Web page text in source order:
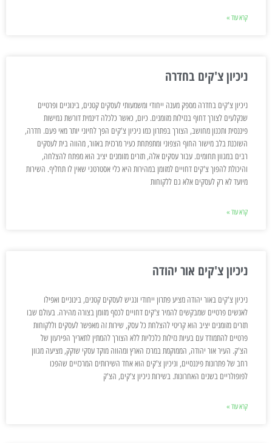
קרא עוד »
ניכיון צ'קים בחדרה
ניכיון צ'קים בחדרה מספק מענה ייחודי ומשמעותי לעסקים קטנים, בינוניים ופרטיים
שנקלעים לצורך דחוף בנזילות מזומנים. כיום, כאשר כלכלה דינמית דורשת גמישות
פיננסית ותכנון מחושב, הצורך בפתרון כמו ניכיון צ'קים הפך לחיוני יותר מאי פעם. חדרה,
השוכנת בלב מישור החוף הצפוני ומתפתחת כעיר מרכזית באזור, מהווה בית לעסקים
רבים במגוון תחומים. עבור עסקים אלה, תזרים מזומנים יציב הוא מפתח להצלחה,
והיכולת להפוך צ'קים דחויים למזומן במהירות היא כלי אסטרטגי שאין לו תחליף. השירות
מיועד לא רק לעסקים אלא גם ללקוחות
קרא עוד »
ניכיון צ'קים אור יהודה
ניכיון צ'קים באור יהודה מציע פתרון ייחודי ונגיש לעסקים קטנים, בינוניים ואפילו
לאנשים פרטיים שמבקשים להמיר צ'קים דחויים לכסף מזומן בצורה מהירה. בעולם שבו
תזרים מזומנים יציב הוא קריטי להצלחת כל עסק, שירות זה מאפשר לעסקים וללקוחות
פרטיים להתמודד עם בעיות נזילות כלכליות ללא הצורך להמתין לתאריך הפירעון של
הצ'ק. העיר אור יהודה, הממוקמת במרכז הארץ ומהווה מוקד עסקי שוקק, מציעה מגוון
רחב של פתרונות פיננסיים, וניכיון צ'קים הוא אחד השירותים המרכזיים שהפכו
לפופולריים בשנים האחרונות. בשירות ניכיון צ'קים, הצ'ק
קרא עוד »